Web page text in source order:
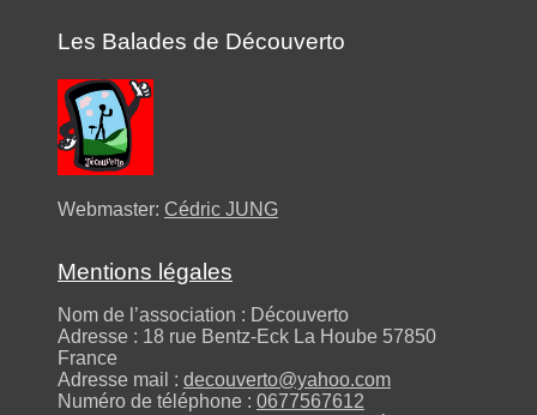
Les Balades de Découverto
Webmaster: Cédric JUNG
Mentions légales
Nom de l’association : Découverto
Adresse : 18 rue Bentz-Eck La Hoube 57850
France
Adresse mail : decouverto@yahoo.com
Numéro de téléphone : 0677567612